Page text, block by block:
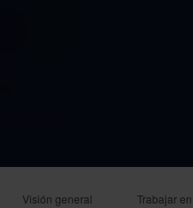
Visión general Trabajar